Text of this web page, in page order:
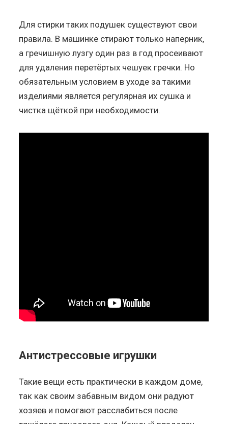
Для стирки таких подушек существуют свои
правила. В машинке стирают только наперник,
а гречишную лузгу один раз в год просеивают
для удаления перетёртых чешуек гречки. Но
обязательным условием в уходе за такими
изделиями является регулярная их сушка и
чистка щёткой при необходимости.
Антистрессовые игрушки
Такие вещи есть практически в каждом доме,
так как своим забавным видом они радуют
хозяев и помогают расслабиться после